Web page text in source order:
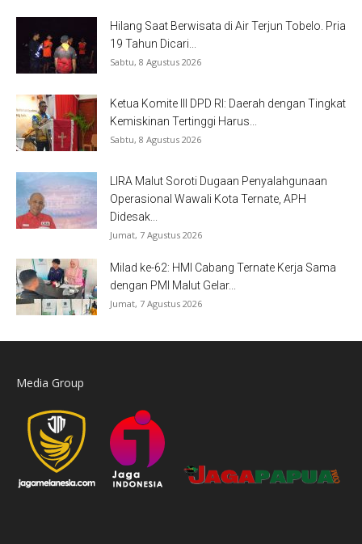
Hilang Saat Berwisata di Air Terjun Tobelo. Pria
19 Tahun Dicari...
Sabtu, 8 Agustus 2026
Ketua Komite III DPD RI: Daerah dengan Tingkat
Kemiskinan Tertinggi Harus...
Sabtu, 8 Agustus 2026
LIRA Malut Soroti Dugaan Penyalahgunaan
Operasional Wawali Kota Ternate, APH
Didesak...
Jumat, 7 Agustus 2026
Milad ke-62: HMI Cabang Ternate Kerja Sama
dengan PMI Malut Gelar...
Jumat, 7 Agustus 2026
Media Group